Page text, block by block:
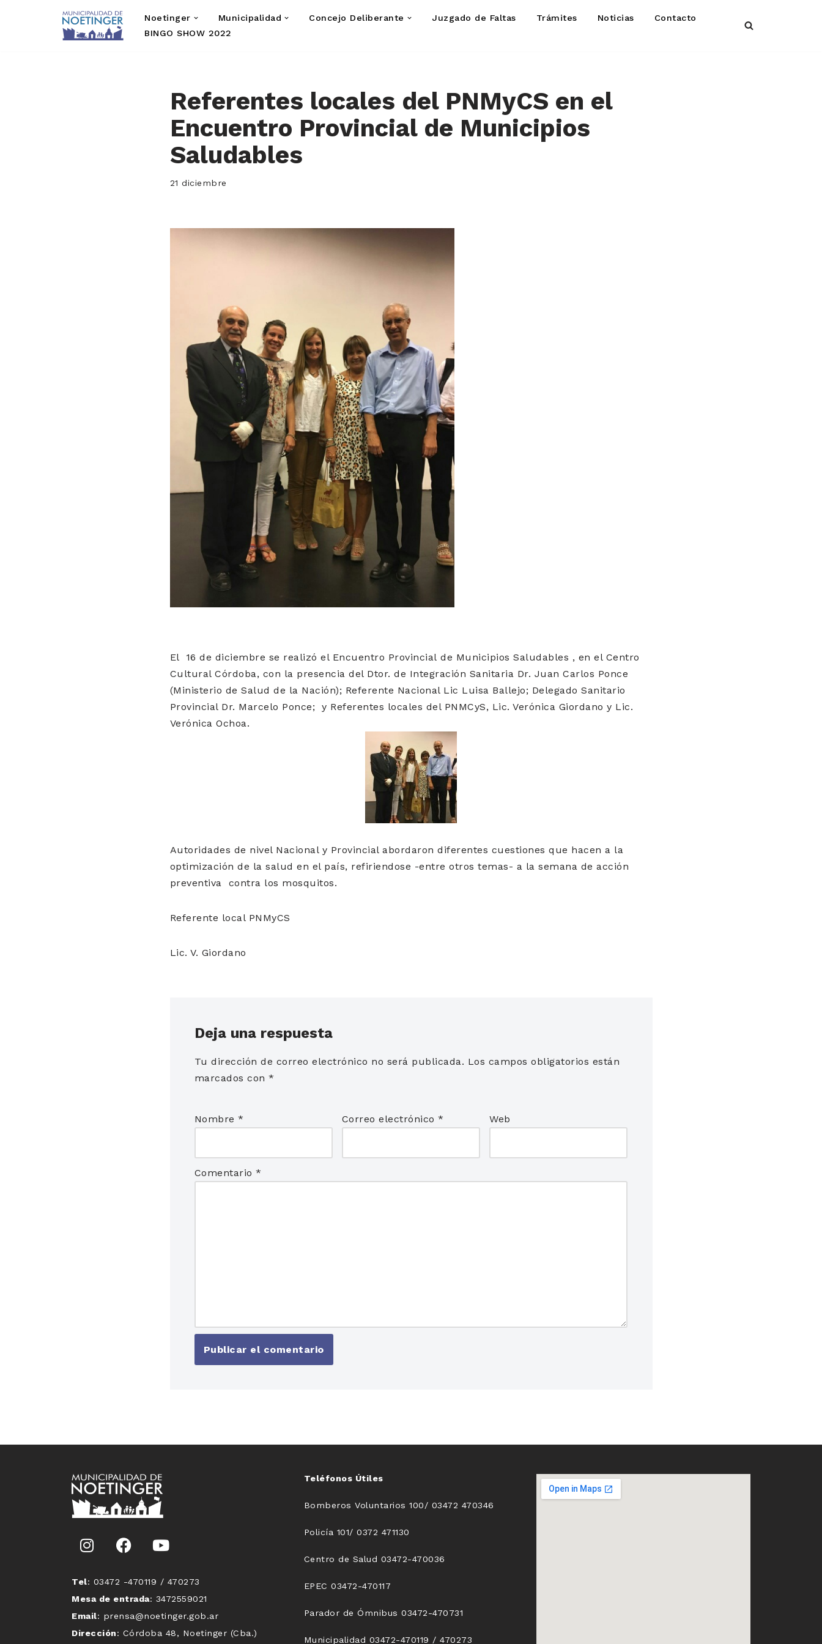
Noetinger Municipalidad Concejo Deliberante Juzgado de Faltas Trámites Noticias
Contacto
BINGO SHOW 2022
Referentes locales del PNMyCS en el
Encuentro Provincial de Municipios
Saludables
21 diciembre
El 16 de diciembre se realizó el Encuentro Provincial de Municipios Saludables , en el Centro
Cultural Córdoba, con la presencia del Dtor. de Integración Sanitaria Dr. Juan Carlos Ponce
(Ministerio de Salud de la Nación); Referente Nacional Lic Luisa Ballejo; Delegado Sanitario
Provincial Dr. Marcelo Ponce; y Referentes locales del PNMCyS, Lic. Verónica Giordano y Lic.
Verónica Ochoa.
Autoridades de nivel Nacional y Provincial abordaron diferentes cuestiones que hacen a la
optimización de la salud en el país, refiriendose -entre otros temas- a la semana de acción
preventiva contra los mosquitos.
Referente local PNMyCS
Lic. V. Giordano
Deja una respuesta
Tu dirección de correo electrónico no será publicada. Los campos obligatorios están
marcados con *
Nombre * Correo electrónico* Web
Comentario *
Tel: 03472 -470119 / 470273
Mesa de entrada: 3472559021
Email: prensa@noetinger.gob.ar
Dirección: Córdoba 48, Noetinger (Cba.)
Teléfonos Útiles
Bomberos Voluntarios 100/ 03472 470346
Policía 101/ 0372 471130
Centro de Salud 03472-470036
EPEC 03472-470117
Parador de Ómnibus 03472-470731
Municipalidad 03472-470119 / 470273